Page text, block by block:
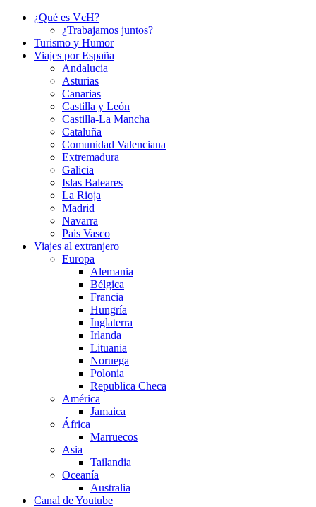
¿Qué es VcH?
¿Trabajamos juntos?
Turismo y Humor
Viajes por España
Andalucia
Asturias
Canarias
Castilla y León
Castilla-La Mancha
Cataluña
Comunidad Valenciana
Extremadura
Galicia
Islas Baleares
La Rioja
Madrid
Navarra
Pais Vasco
Viajes al extranjero
Europa
Alemania
Bélgica
Francia
Hungría
Inglaterra
Irlanda
Lituania
Noruega
Polonia
Republica Checa
América
Jamaica
África
Marruecos
Asia
Tailandia
Oceanía
Australia
Canal de Youtube